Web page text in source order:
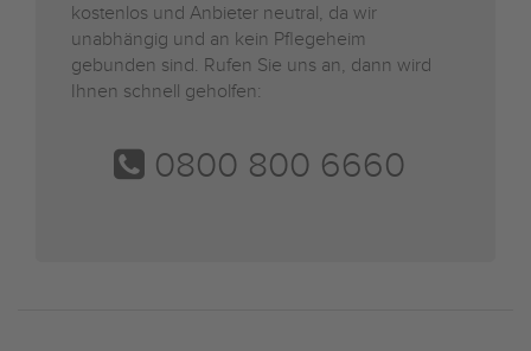
kostenlos und Anbieter neutral, da wir
unabhängig und an kein Pflegeheim
gebunden sind. Rufen Sie uns an, dann wird
Ihnen schnell geholfen:
0800 800 6660